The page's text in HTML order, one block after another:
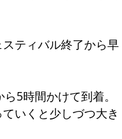
ティバル終了から早
5時間かけて到着。
いくと少しづつ大き